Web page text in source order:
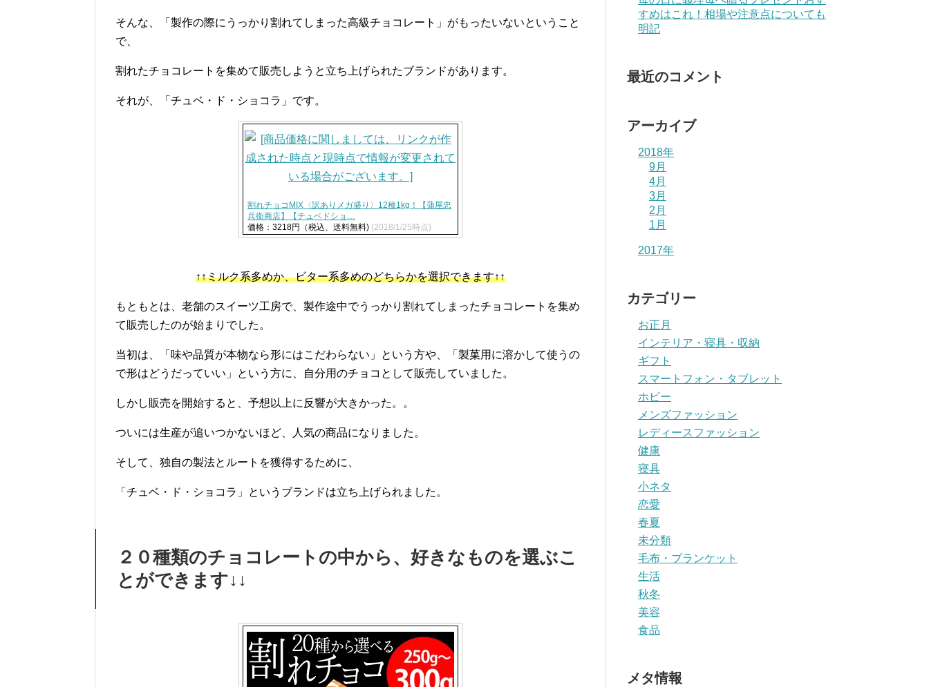
そんな、「製作の際にうっかり割れてしまった高級チョコレート」がもったいないということ
で、
割れたチョコレートを集めて販売しようと立ち上げられたブランドがあります。
それが、「チュベ・ド・ショコラ」です。
割れチョコMIX〈訳ありメガ盛り〉12種1kg！【蒲屋忠
兵衛商店】【チュベドショ…
価格：3218円（税込、送料無料) (2018/1/25時点)
↑↑ミルク系多めか、ビター系多めのどちらかを選択できます↑↑
もともとは、老舗のスイーツ工房で、製作途中でうっかり割れてしまったチョコレートを集め
て販売したのが始まりでした。
当初は、「味や品質が本物なら形にはこだわらない」という方や、「製菓用に溶かして使うの
で形はどうだっていい」という方に、自分用のチョコとして販売していました。
しかし販売を開始すると、予想以上に反響が大きかった。。
ついには生産が追いつかないほど、人気の商品になりました。
そして、独自の製法とルートを獲得するために、
「チュベ・ド・ショコラ」というブランドは立ち上げられました。
２０種類のチョコレートの中から、好きなものを選ぶこ
とができます↓↓
すめはこれ！相場や注意点についても
明記
最近のコメント
アーカイブ
2018年
9月
4月
3月
2月
1月
2017年
カテゴリー
お正月
インテリア・寝具・収納
ギフト
スマートフォン・タブレット
ホビー
メンズファッション
レディースファッション
健康
寝具
小ネタ
恋愛
春夏
未分類
毛布・ブランケット
生活
秋冬
美容
食品
メタ情報